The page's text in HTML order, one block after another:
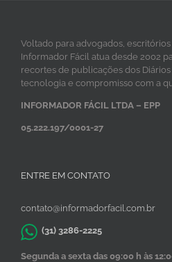
Voltado para advogados,
Informador Fácil atua desde 2002
recortes de publicações dos
tecnologia e compromisso com a
INFORMADOR FÁCIL LTDA – EPP
05.222.197/0001-27
ENTRE EM CONTATO
contato@informadorfacil.com.br
(31) 3286-2225
Segunda a sexta das 09:00 h às